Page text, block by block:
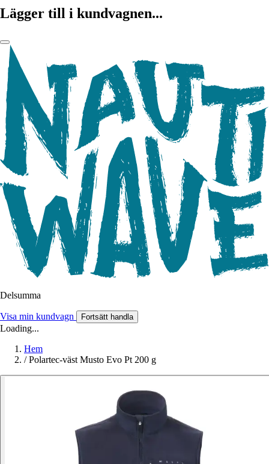
Lägger till i kundvagnen...
Delsumma
Visa min kundvagn Fortsätt handla
Loading...
Hem
/ Polartec-väst Musto Evo Pt 200 g